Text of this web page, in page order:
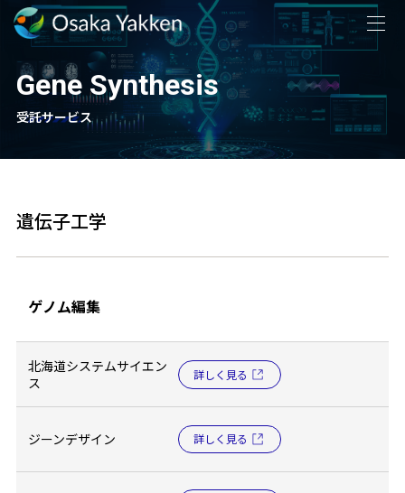
Gene Synthesis
受託サービス
遺伝子工学
ゲノム編集
北海道システムサイエン
ス
詳しく見る
ジーンデザイン 詳しく見る